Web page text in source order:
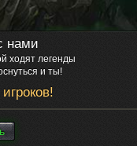
нами
ходят легенды
и ты!